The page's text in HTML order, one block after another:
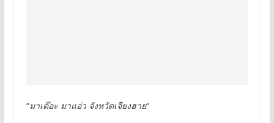
“มาเต๊อะ มาแอ่ว จังหวัดเจียงฮาย“